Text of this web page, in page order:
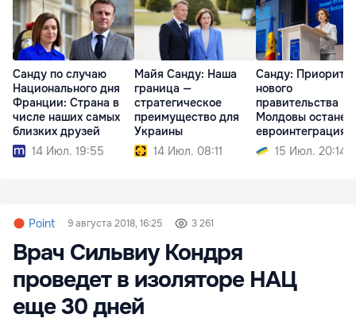
Санду по случаю
Национального дня
Франции: Страна в
числе наших самых
близких друзей
14 Июл. 19:55
Майя Санду: Наша
граница —
стратегическое
преимущество для
Украины
14 Июл. 08:11
Санду:
нового
правительства
Молдовы
евроинтеграция
15 Июл. 20:14
Point 9 августа 2018, 16:25 3 261
Врач Сильвиу Кондря
проведет в изоляторе НАЦ
еще 30 дней